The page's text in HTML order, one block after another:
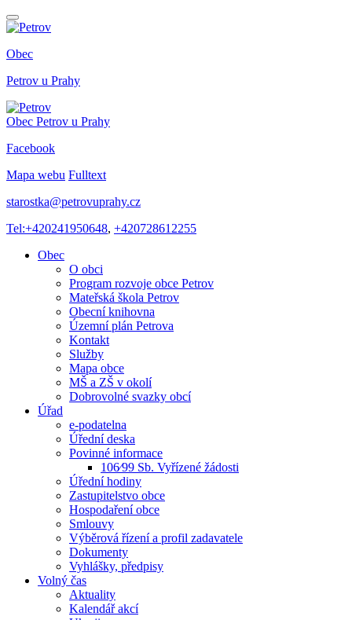
Obec
Petrov u Prahy
Obec Petrov u Prahy
Facebook
Mapa webu Fulltext
starostka@petrovuprahy.cz
Tel:+420241950648, +420728612255
Obec
O obci
Program rozvoje obce Petrov
Mateřská škola Petrov
Obecní knihovna
Územní plán Petrova
Kontakt
Služby
Mapa obce
MŠ a ZŠ v okolí
Dobrovolné svazky obcí
Úřad
e-podatelna
Úřední deska
Povinné informace
106⁄99 Sb. Vyřízené žádosti
Úřední hodiny
Zastupitelstvo obce
Hospodaření obce
Smlouvy
Výběrová řízení a profil zadavatele
Dokumenty
Vyhlášky, předpisy
Volný čas
Aktuality
Kalendář akcí